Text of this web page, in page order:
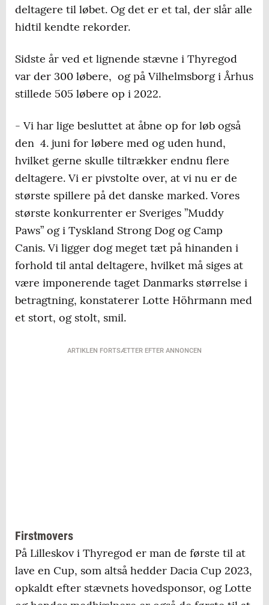
deltagere til løbet. Og det er et tal, der slår alle
hidtil kendte rekorder.
Sidste år ved et lignende stævne i Thyregod
var der 300 løbere, og på Vilhelmsborg i Århus
stillede 505 løbere op i 2022.
- Vi har lige besluttet at åbne op for løb også
den 4. juni for løbere med og uden hund,
hvilket gerne skulle tiltrækker endnu flere
deltagere. Vi er pivstolte over, at vi nu er de
største spillere på det danske marked. Vores
største konkurrenter er Sveriges ”Muddy
Paws” og i Tyskland Strong Dog og Camp
Canis. Vi ligger dog meget tæt på hinanden i
forhold til antal deltagere, hvilket må siges at
være imponerende taget Danmarks størrelse i
betragtning, konstaterer Lotte Höhrmann med
et stort, og stolt, smil.
ARTIKLEN FORTSÆTTER EFTER ANNONCEN
Firstmovers
På Lilleskov i Thyregod er man de første til at
lave en Cup, som altså hedder Dacia Cup 2023,
opkaldt efter stævnets hovedsponsor, og Lotte